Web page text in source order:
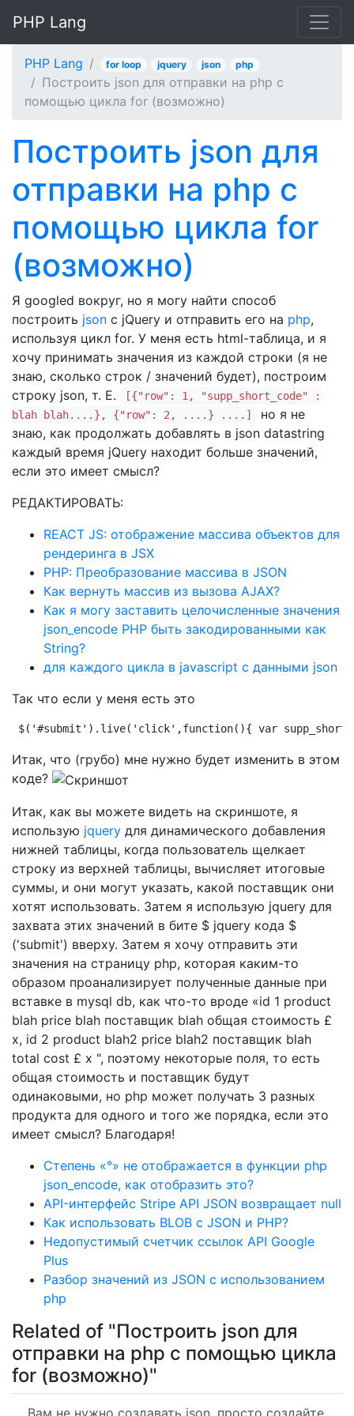
PHP Lang
PHP Lang for loop jquery json php
Построить json для отправки на php с
помощью цикла for (возможно)
Построить json для
отправки на php с
помощью цикла for
(возможно)
Я googled вокруг, но я могу найти способ
построить json с jQuery и отправить его на php,
используя цикл for. У меня есть html-таблица, и я
хочу принимать значения из каждой строки (я не
знаю, сколько строк / значений будет), построим
строку json, т. Е.
[{"row": 1, "supp_short_code" :
blah blah....}, {"row": 2, ....} ....]
но я не
знаю, как продолжать добавлять в json datastring
каждый время jQuery находит больше значений,
если это имеет смысл?
РЕДАКТИРОВАТЬ:
REACT JS: отображение массива объектов для
рендеринга в JSX
PHP: Преобразование массива в JSON
Как вернуть массив из вызова AJAX?
Как я могу заставить целочисленные значения
json_encode PHP быть закодированными как
String?
для каждого цикла в javascript с данными json
Так что если у меня есть это
$('#submit').live('click',function(){ var
Итак, что (грубо) мне нужно будет изменить в этом
коде?
Итак, как вы можете видеть на скриншоте, я
использую jquery для динамического добавления
нижней таблицы, когда пользователь щелкает
строку из верхней таблицы, вычисляет итоговые
суммы, и они могут указать, какой поставщик они
хотят использовать. Затем я использую jquery для
захвата этих значений в бите $ jquery кода $
('submit') вверху. Затем я хочу отправить эти
значения на страницу php, которая каким-то
образом проанализирует полученные данные при
вставке в mysql db, как что-то вроде «id 1 product
blah price blah поставщик blah общая стоимость £
x, id 2 product blah2 price blah2 поставщик blah
total cost £ x ", поэтому некоторые поля, то есть
общая стоимость и поставщик будут
одинаковыми, но php может получать 3 разных
продукта для одного и того же порядка, если это
имеет смысл? Благодаря!
Степень «°» не отображается в функции php
json_encode, как отобразить это?
API-интерфейс Stripe API JSON возвращает null
Как использовать BLOB с JSON и PHP?
Недопустимый счетчик ссылок API Google
Plus
Разбор значений из JSON с использованием
php
Related of "Построить json для
отправки на php с помощью цикла
for (возможно)"
Вам не нужно создавать json, просто создайте